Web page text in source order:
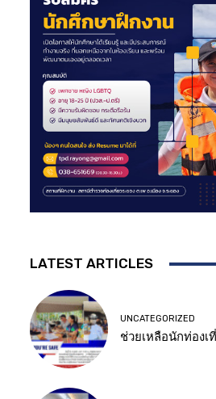
LATEST ARTICLES
UNCATEGORIZED
ช่วยเหลือนักท่องเ